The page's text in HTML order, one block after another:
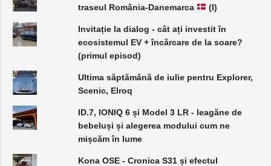
traseul România-Danemarca
(I)
Invitație la dialog - cât ați investit în
ecosistemul EV + încărcare de la soare?
(primul episod)
Ultima săptămână de iulie pentru Explorer,
Scenic, Elroq
ID.7, IONIQ 6 și Model 3 LR - leagăne de
bebeluși și alegerea modului cum ne
mișcăm în lume
Kona OSE - Cronica S31 și efectul